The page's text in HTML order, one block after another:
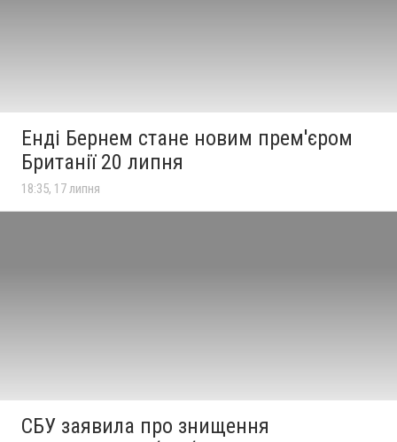
Енді Бернем стане новим прем'єром
Британії 20 липня
18:35, 17 липня
СБУ заявила про знищення